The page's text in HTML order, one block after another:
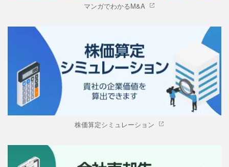
マンガでわかるM&A
株価算定シミュレーション